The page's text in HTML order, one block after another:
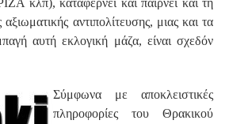
αντιπολίτευσης, μιας και τα
αυτή εκλογική μάζα, είναι σχεδόν
Σύμφωνα με αποκλειστικές
πληροφορίες του Θρακικού